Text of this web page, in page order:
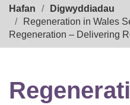
Hafan
Digwyddiadau
Regeneration in Wales
Regeneration – Delivering